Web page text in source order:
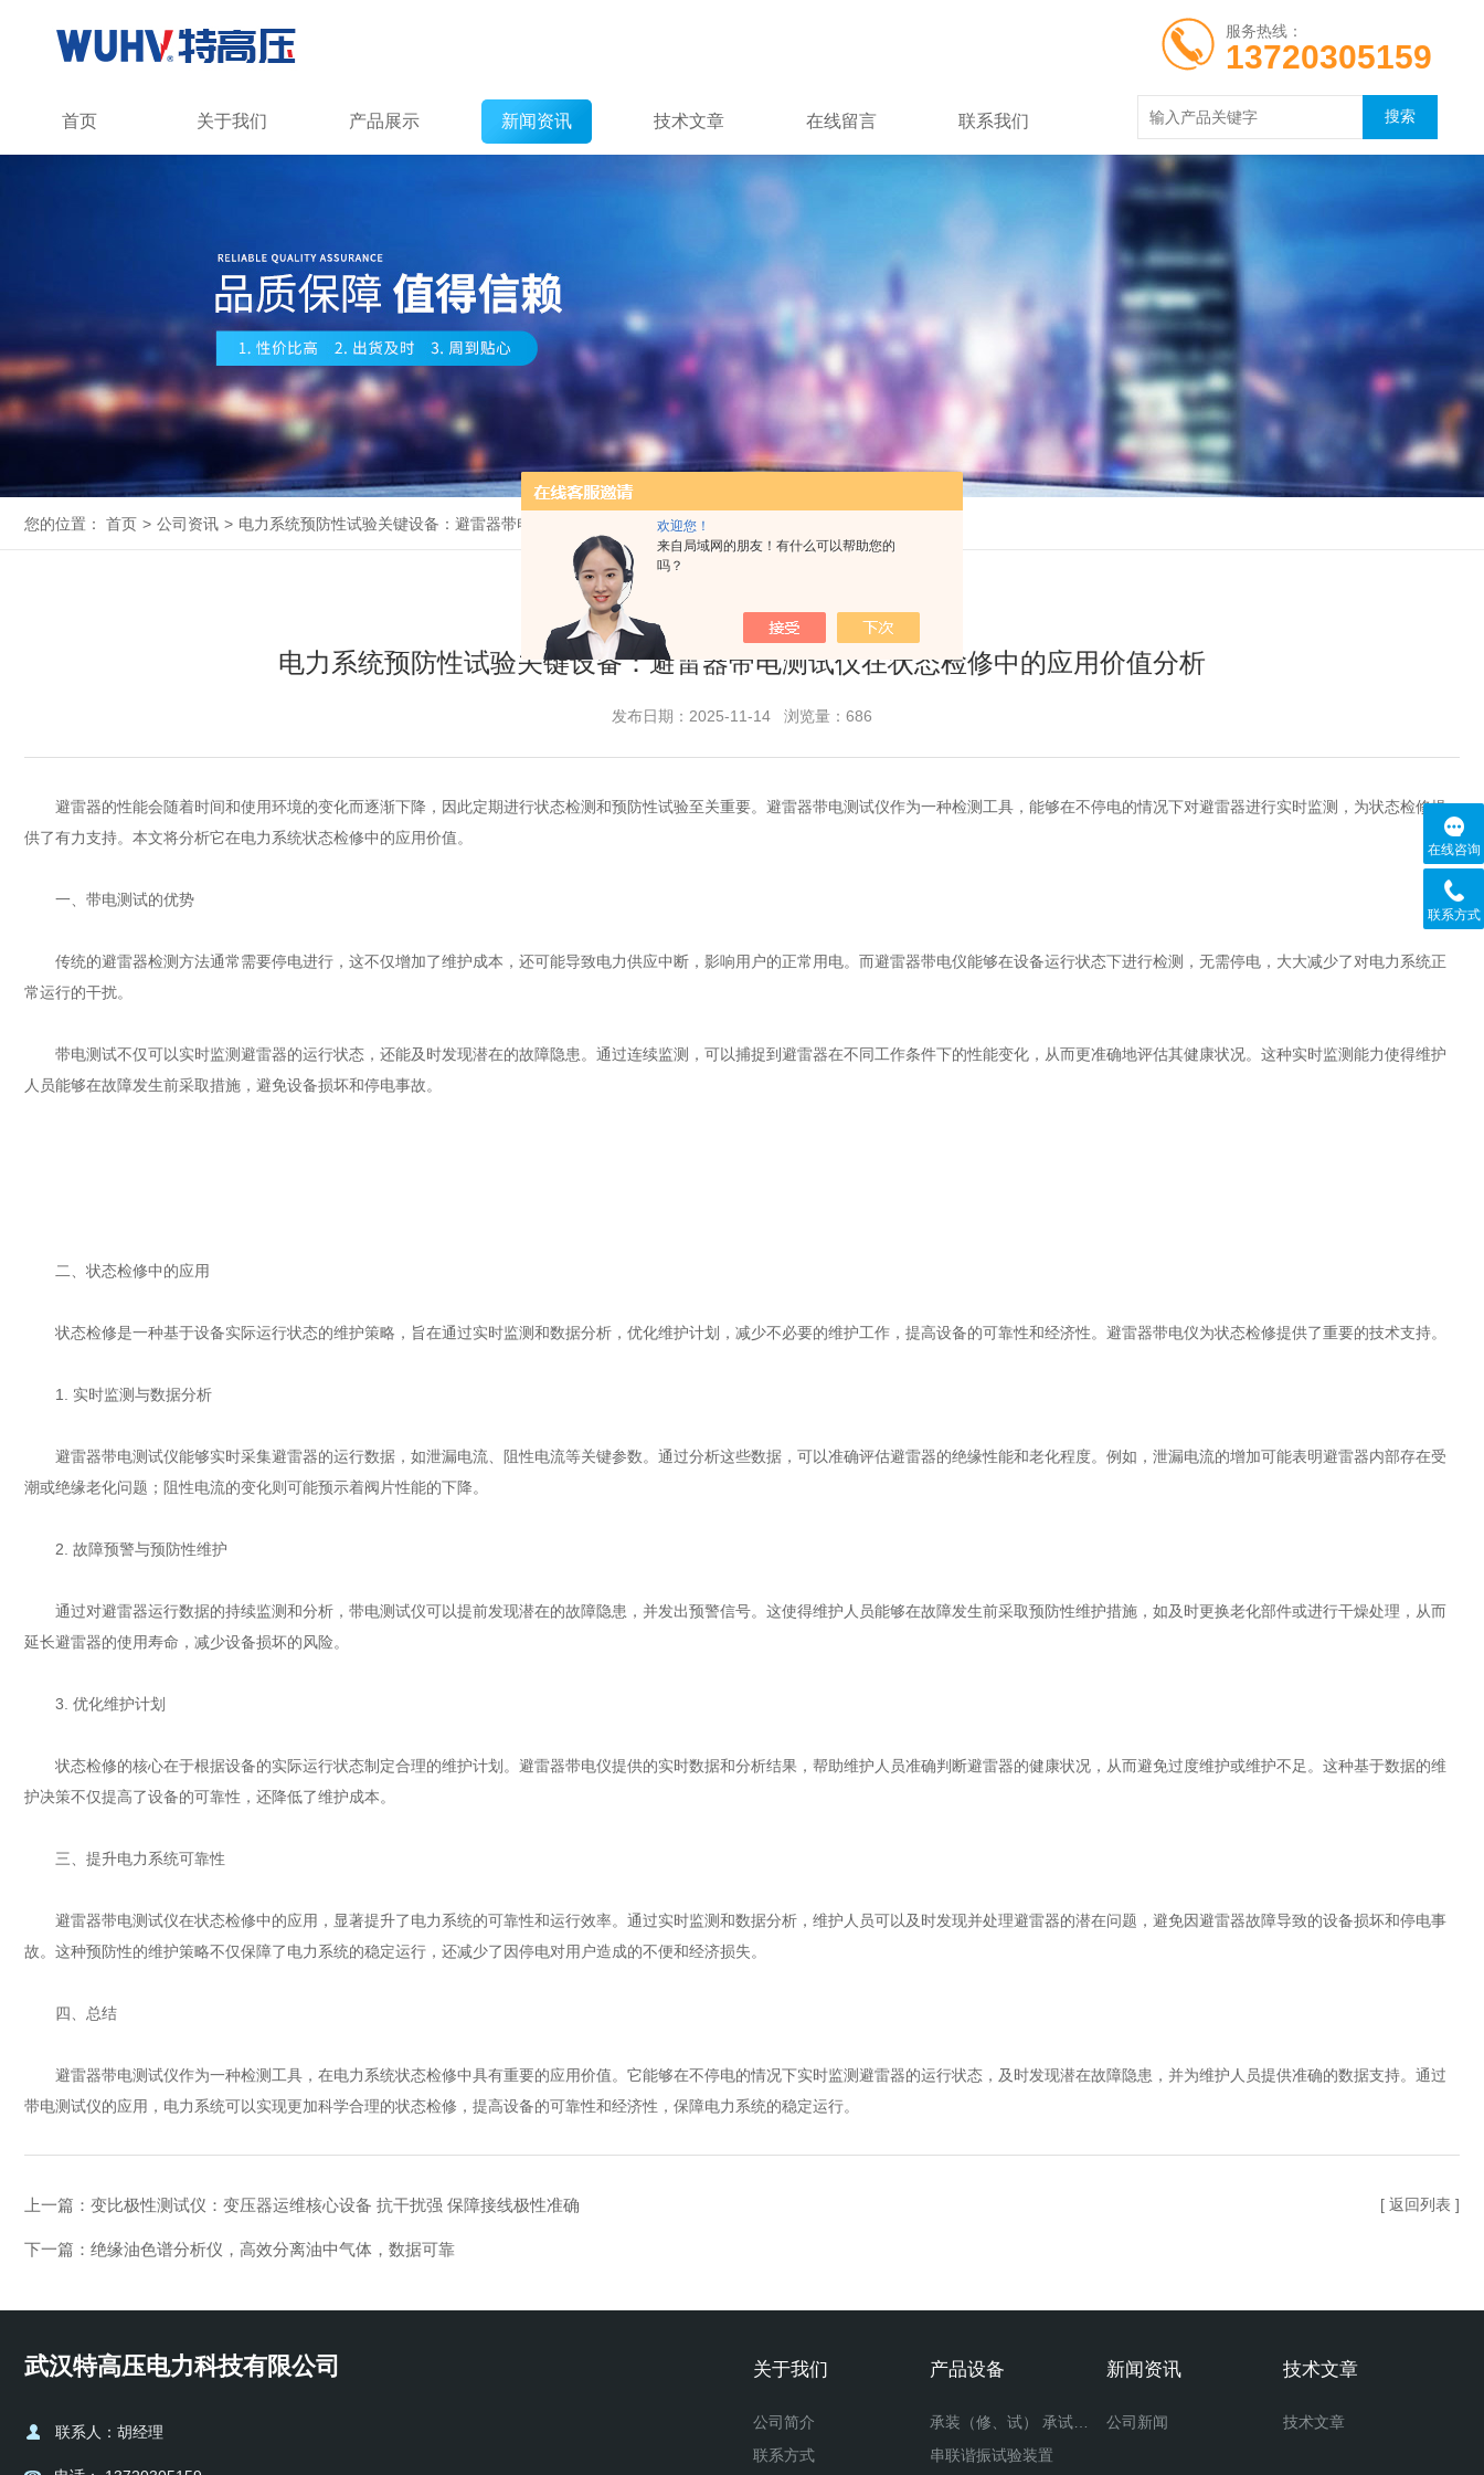
欢迎您！
来自局域网的朋友！有什么可以帮助您的
吗？
服务热线：
13720305159
首页 关于我们 产品展示 新闻资讯 技术文章 在线留言 联系我们
您的位置： 首页 > 公司资讯 > 电力系统预防性试验关键设备：避雷器带电测试仪在状态检修中的应用价值分析
电力系统预防性试验关键设备：避雷器带电测试仪在状态检修中的应用价值分析
发布日期：2025-11-14 浏览量：686
避雷器的性能会随着时间和使用环境的变化而逐渐下降，因此定期进行状态检测和预防性试验至关重要。避雷器带电测试仪作为一种检测工具，能够在不停电的情况下对避雷器进行实时监测，为状态检修提
供了有力支持。本文将分析它在电力系统状态检修中的应用价值。
一、带电测试的优势
传统的避雷器检测方法通常需要停电进行，这不仅增加了维护成本，还可能导致电力供应中断，影响用户的正常用电。而避雷器带电仪能够在设备运行状态下进行检测，无需停电，大大减少了对电力系统正
常运行的干扰。
带电测试不仅可以实时监测避雷器的运行状态，还能及时发现潜在的故障隐患。通过连续监测，可以捕捉到避雷器在不同工作条件下的性能变化，从而更准确地评估其健康状况。这种实时监测能力使得维护
人员能够在故障发生前采取措施，避免设备损坏和停电事故。
二、状态检修中的应用
状态检修是一种基于设备实际运行状态的维护策略，旨在通过实时监测和数据分析，优化维护计划，减少不必要的维护工作，提高设备的可靠性和经济性。避雷器带电仪为状态检修提供了重要的技术支持。
1. 实时监测与数据分析
避雷器带电测试仪能够实时采集避雷器的运行数据，如泄漏电流、阻性电流等关键参数。通过分析这些数据，可以准确评估避雷器的绝缘性能和老化程度。例如，泄漏电流的增加可能表明避雷器内部存在受
潮或绝缘老化问题；阻性电流的变化则可能预示着阀片性能的下降。
2. 故障预警与预防性维护
通过对避雷器运行数据的持续监测和分析，带电测试仪可以提前发现潜在的故障隐患，并发出预警信号。这使得维护人员能够在故障发生前采取预防性维护措施，如及时更换老化部件或进行干燥处理，从而
延长避雷器的使用寿命，减少设备损坏的风险。
3. 优化维护计划
状态检修的核心在于根据设备的实际运行状态制定合理的维护计划。避雷器带电仪提供的实时数据和分析结果，帮助维护人员准确判断避雷器的健康状况，从而避免过度维护或维护不足。这种基于数据的维
护决策不仅提高了设备的可靠性，还降低了维护成本。
三、提升电力系统可靠性
避雷器带电测试仪在状态检修中的应用，显著提升了电力系统的可靠性和运行效率。通过实时监测和数据分析，维护人员可以及时发现并处理避雷器的潜在问题，避免因避雷器故障导致的设备损坏和停电事
故。这种预防性的维护策略不仅保障了电力系统的稳定运行，还减少了因停电对用户造成的不便和经济损失。
四、总结
避雷器带电测试仪作为一种检测工具，在电力系统状态检修中具有重要的应用价值。它能够在不停电的情况下实时监测避雷器的运行状态，及时发现潜在故障隐患，并为维护人员提供准确的数据支持。通过
带电测试仪的应用，电力系统可以实现更加科学合理的状态检修，提高设备的可靠性和经济性，保障电力系统的稳定运行。
上一篇： 变比极性测试仪：变压器运维核心设备 抗干扰强 保障接线极性准确
下一篇： 绝缘油色谱分析仪，高效分离油中气体，数据可靠
[ 返回列表 ]
武汉特高压电力科技有限公司
联系人：胡经理
关于我们
公司简介
联系方式
产品设备
串联谐振试验装置
新闻资讯
公司新闻
技术文章
技术文章
在线咨询
联系方式